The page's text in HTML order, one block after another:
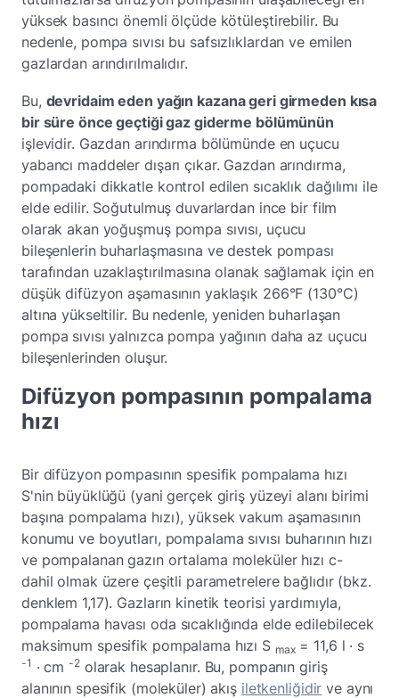
yüksek basıncı önemli ölçüde kötüleştirebilir. Bu
nedenle, pompa sıvısı bu safsızlıklardan ve emilen
gazlardan arındırılmalıdır.
Bu, devridaim eden yağın kazana geri girmeden kısa
bir süre önce geçtiği gaz giderme bölümünün
işlevidir. Gazdan arındırma bölümünde en uçucu
yabancı maddeler dışarı çıkar. Gazdan arındırma,
pompadaki dikkatle kontrol edilen sıcaklık dağılımı ile
elde edilir. Soğutulmuş duvarlardan ince bir film
olarak akan yoğuşmuş pompa sıvısı, uçucu
bileşenlerin buharlaşmasına ve destek pompası
tarafından uzaklaştırılmasına olanak sağlamak için en
düşük difüzyon aşamasının yaklaşık 266°F (130°C)
altına yükseltilir. Bu nedenle, yeniden buharlaşan
pompa sıvısı yalnızca pompa yağının daha az uçucu
bileşenlerinden oluşur.
Difüzyon pompasının pompalama
hızı
Bir difüzyon pompasının spesifik pompalama hızı
S'nin büyüklüğü (yani gerçek giriş yüzeyi alanı birimi
başına pompalama hızı), yüksek vakum aşamasının
konumu ve boyutları, pompalama sıvısı buharının hızı
ve pompalanan gazın ortalama moleküler hızı c-
dahil olmak üzere çeşitli parametrelere bağlıdır (bkz.
denklem 1,17). Gazların kinetik teorisi yardımıyla,
pompalama havası oda sıcaklığında elde edilebilecek
maksimum spesifik pompalama hızı S max= 11,6 l · s
-1 · cm -2olarak hesaplanır. Bu, pompanın giriş
alanının spesifik (moleküler) akış iletkenliğidir ve aynı